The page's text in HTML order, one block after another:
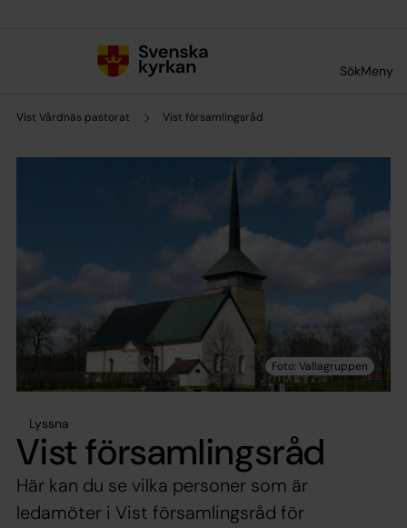
SökMeny
Vist Vårdnäs pastorat Vist församlingsråd
Lyssna
Vist församlingsråd
Här kan du se vilka personer som är
ledamöter i Vist församlingsråd för